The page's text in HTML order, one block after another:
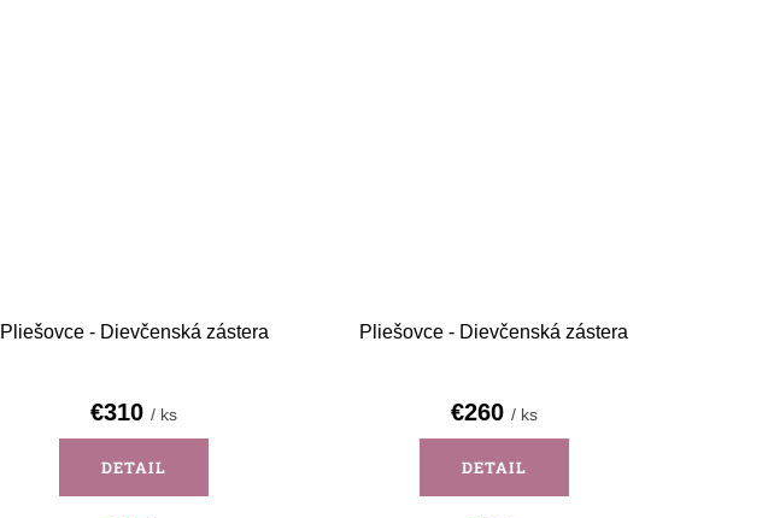
Pliešovce - Dievčenská zástera
€310/ ks
DETAIL
Pliešovce - Dievčenská zástera
€260 / ks
DETAIL